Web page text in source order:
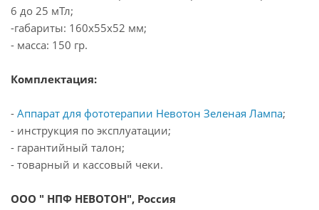
6 до 25 мТл;
-габариты: 160х55х52 мм;
- масса: 150 гр.
Комплектация:
- Аппарат для фототерапии Невотон Зеленая Лампа;
- инструкция по эксплуатации;
- гарантийный талон;
- товарный и кассовый чеки.
ООО " НПФ НЕВОТОН", Россия